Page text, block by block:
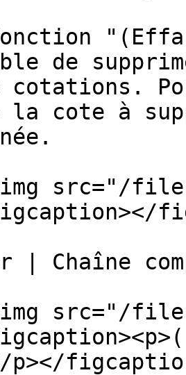
de
cotations.
la cote à
src="/files/
| Chaîne
src="/files/
p></